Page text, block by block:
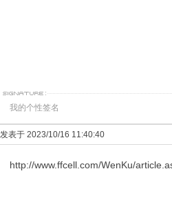
我的个性签名
发表于 2023/10/16 11:40:40
http://www.ffcell.com/WenKu/